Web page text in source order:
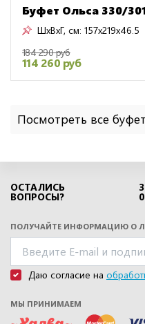
Буфет Ольса 330/
ШxВxГ, см: 157x219x46.5
184 290 руб
114 260 руб
Посмотреть все
ОСТАЛИСЬ
ВОПРОСЫ?
ПОЛУЧАЙТЕ ИНФОРМАЦИЮ О
Даю согласие на
МЫ ПРИНИМАЕМ